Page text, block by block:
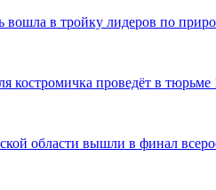
вошла в тройку лидеров по
костромичка проведёт в тюрьме
области вышли в финал